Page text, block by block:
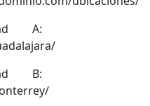
Ciudad A:
Ciudad B: